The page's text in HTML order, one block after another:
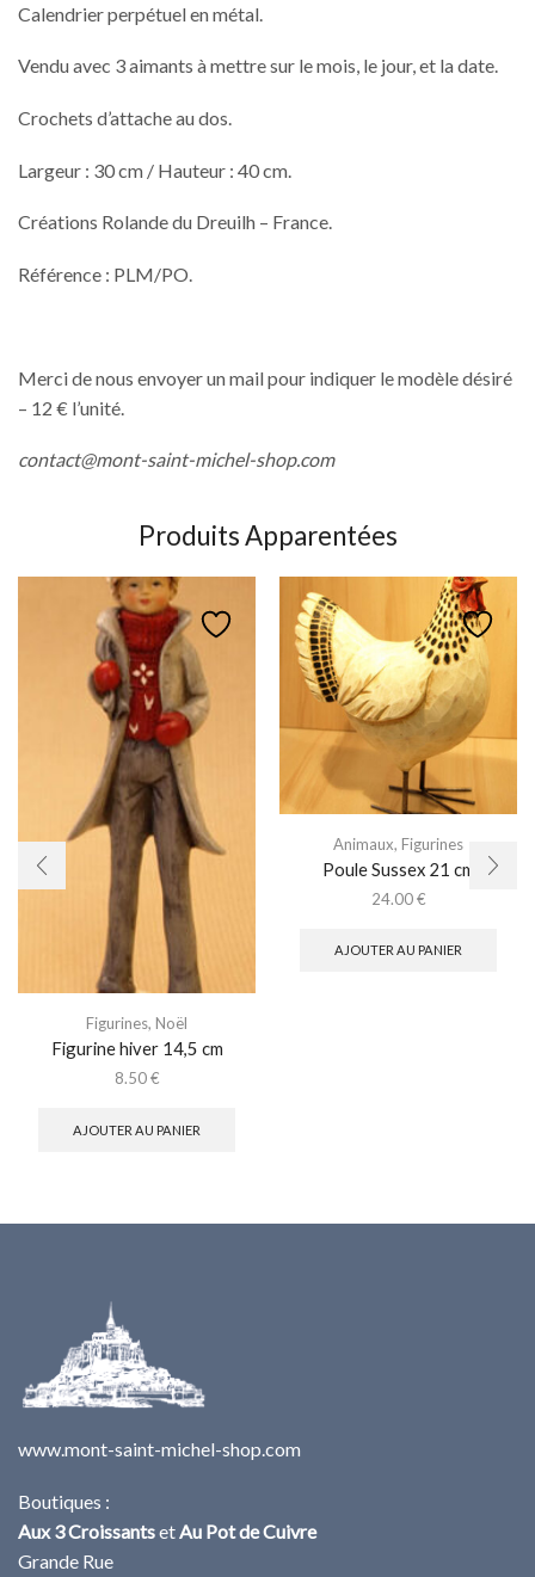
Calendrier perpétuel en métal.
Vendu avec 3 aimants à mettre sur le mois, le jour, et la date.
Crochets d’attache au dos.
Largeur : 30 cm / Hauteur : 40 cm.
Créations Rolande du Dreuilh – France.
Référence : PLM/PO.
Merci de nous envoyer un mail pour indiquer le modèle désiré
– 12 € l’unité.
contact@mont-saint-michel-shop.com
Produits Apparentées
Figurines, Noël
Figurine hiver 14,5 cm
8.50€
AJOUTER AU PANIER
Animaux, Figurines
Poule Sussex 21 cm
24.00€
AJOUTER AU PANIER
www.mont-saint-michel-shop.com
Boutiques :
Aux 3 CroissantsetAu Pot de Cuivre
Grande Rue